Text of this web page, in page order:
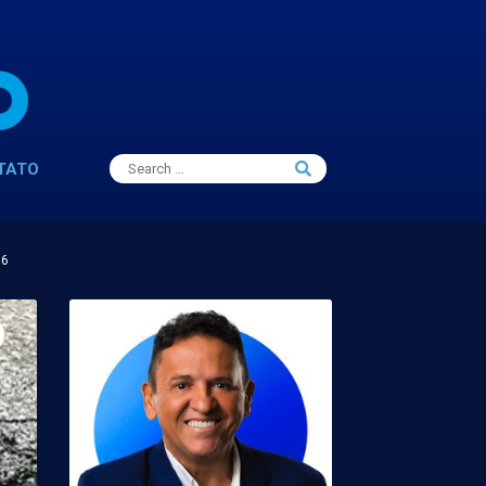
Search
for:
Search